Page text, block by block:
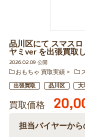
品川区にて スマスロ
ヤミver を出張買取
2026.02.09 公開
おもちゃ 買取実績
出張買取 品川区 大
買取価格
担当バイヤーから